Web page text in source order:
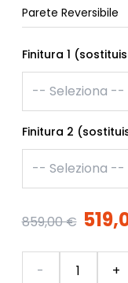
Parete Reversibile
Finitura 1
Finitura 2
859,00 €
- +